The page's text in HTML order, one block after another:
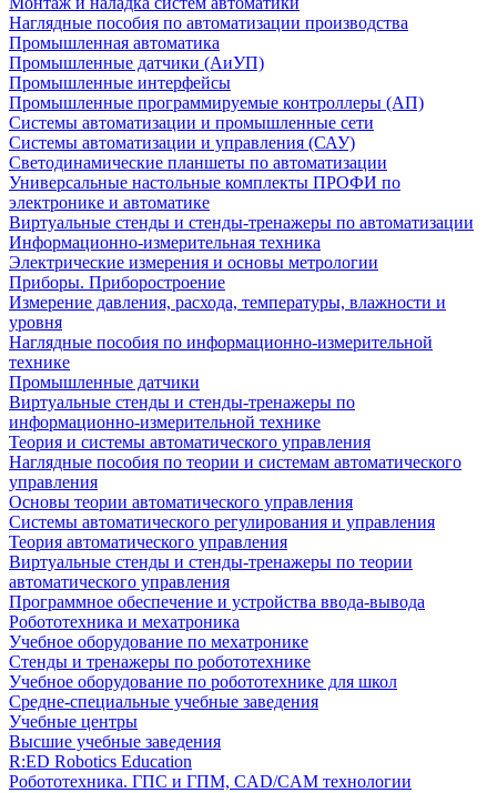
Наглядные пособия по автоматизации производства
Промышленная автоматика
Промышленные датчики (АиУП)
Промышленные интерфейсы
Промышленные программируемые контроллеры (АП)
Системы автоматизации и промышленные сети
Системы автоматизации и управления (САУ)
Светодинамические планшеты по автоматизации
Универсальные настольные комплекты ПРОФИ по
электронике и автоматике
Виртуальные стенды и стенды-тренажеры по автоматизации
Информационно-измерительная техника
Электрические измерения и основы метрологии
Приборы. Приборостроение
Измерение давления, расхода, температуры, влажности и
уровня
Наглядные пособия по информационно-измерительной
технике
Промышленные датчики
Виртуальные стенды и стенды-тренажеры по
информационно-измерительной технике
Теория и системы автоматического управления
Наглядные пособия по теории и системам автоматического
управления
Основы теории автоматического управления
Системы автоматического регулирования и управления
Теория автоматического управления
Виртуальные стенды и стенды-тренажеры по теории
автоматического управления
Программное обеспечение и устройства ввода-вывода
Робототехника и мехатроника
Учебное оборудование по мехатронике
Стенды и тренажеры по робототехнике
Учебное оборудование по робототехнике для школ
Средне-специальные учебные заведения
Учебные центры
Высшие учебные заведения
R:ED Robotics Education
Робототехника. ГПС и ГПМ, CAD/CAM технологии